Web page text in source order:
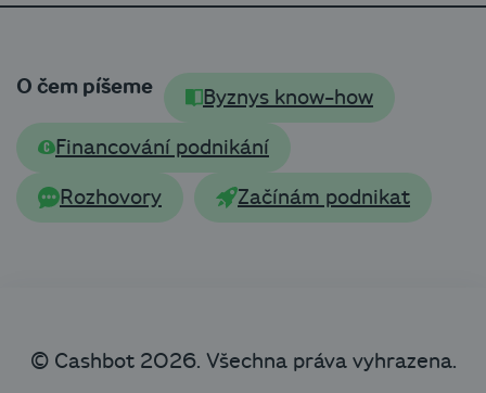
O čem píšeme Byznys know-how
Financování podnikání
Rozhovory Začínám podnikat
© Cashbot 2026. Všechna práva vyhrazena.